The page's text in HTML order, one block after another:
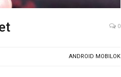
0
ANDROID MOBILOK